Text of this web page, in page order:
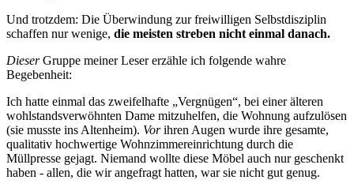
Und trotzdem: Die Überwindung zur freiwilligen Selbstdisziplin
schaffen nur wenige, die meisten streben nicht einmal danach.
DieserGruppe meiner Leser erzähle ich folgende wahre
Begebenheit:
Ich hatte einmal das zweifelhafte „Vergnügen“, bei einer älteren
wohlstandsverwöhnten Dame mitzuhelfen, die Wohnung aufzulösen
(sie musste ins Altenheim). Vorihren Augen wurde ihre gesamte,
qualitativ hochwertige Wohnzimmereinrichtung durch die
Müllpresse gejagt. Niemand wollte diese Möbel auch nur geschenkt
haben - allen, die wir angefragt hatten, war sie nicht gut genug.